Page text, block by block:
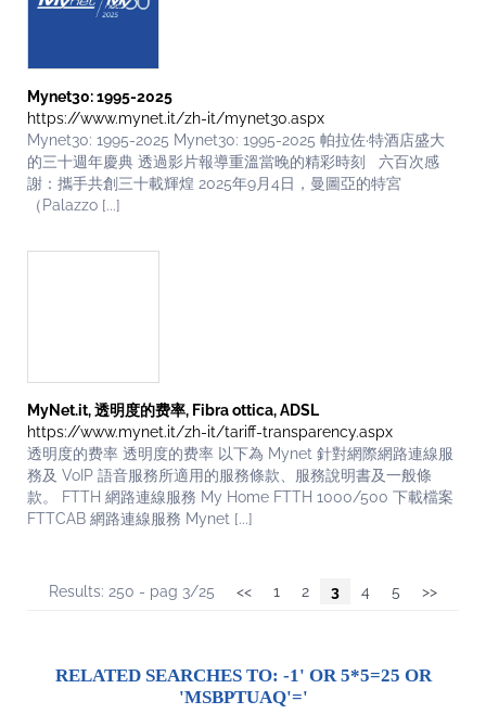
Mynet30: 1995-2025
https://www.mynet.it/zh-it/mynet30.aspx
Mynet30: 1995-2025 Mynet30: 1995-2025 帕拉佐·特酒店盛大
的三十週年慶典 透過影片報導重溫當晚的精彩時刻 六百次感
謝：攜手共創三十載輝煌 2025年9月4日，曼圖亞的特宮
（Palazzo [...]
MyNet.it, 透明度的费率, Fibra ottica, ADSL
https://www.mynet.it/zh-it/tariff-transparency.aspx
透明度的费率 透明度的费率 以下為 Mynet 針對網際網路連線服
務及 VoIP 語音服務所適用的服務條款、服務說明書及一般條
款。 FTTH 網路連線服務 My Home FTTH 1000/500 下載檔案
FTTCAB 網路連線服務 Mynet [...]
Results: 250 - pag 3/25 << 1 2 3 4 5 >>
RELATED SEARCHES TO: -1' OR 5*5=25 OR
'MSBPTUAQ'='